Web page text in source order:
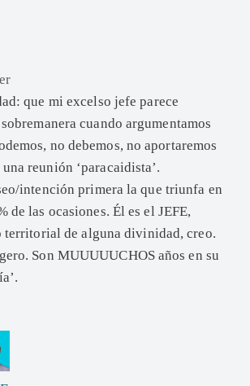
que mi excelso jefe parece
cuando argumentamos
no debemos, no aportaremos
reunión ‘paracaidista’.
intención primera la que triunfa en
de las ocasiones. Él es el JEFE,
territorial de alguna divinidad, creo.
Son MUUUUUCHOS años en su